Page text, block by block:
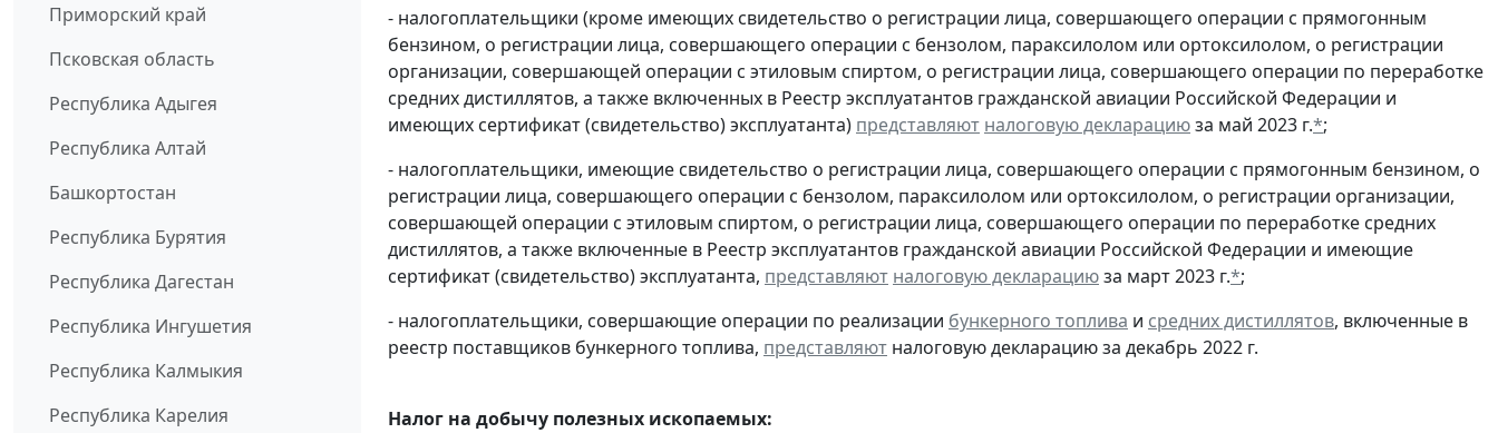
Приморский край
Псковская область
Республика Адыгея
Республика Алтай
Башкортостан
Республика Бурятия
Республика Дагестан
Республика Ингушетия
Республика Калмыкия
Республика Карелия
- налогоплательщики (кроме имеющих свидетельство о регистрации лица, совершающего операции с прямогонным
бензином, о регистрации лица, совершающего операции с бензолом, параксилолом или ортоксилолом, о регистрации
организации, совершающей операции с этиловым спиртом, о регистрации лица, совершающего операции по переработке
средних дистиллятов, а также включенных в Реестр эксплуатантов гражданской авиации Российской Федерации и
имеющих сертификат (свидетельство) эксплуатанта) представляют налоговую декларациюза май 2023 г.*;
- налогоплательщики, имеющие свидетельство о регистрации лица, совершающего операции с прямогонным бензином, о
регистрации лица, совершающего операции с бензолом, параксилолом или ортоксилолом, о регистрации организации,
совершающей операции с этиловым спиртом, о регистрации лица, совершающего операции по переработке средних
дистиллятов, а также включенные в Реестр эксплуатантов гражданской авиации Российской Федерации и имеющие
сертификат (свидетельство) эксплуатанта, представляют налоговую декларациюза март 2023 г.*;
- налогоплательщики, совершающие операции по реализации бункерного топлива и средних дистиллятов, включенные в
реестр поставщиков бункерного топлива, представляют налоговую декларацию за декабрь 2022 г.
Налог на добычу полезных ископаемых: